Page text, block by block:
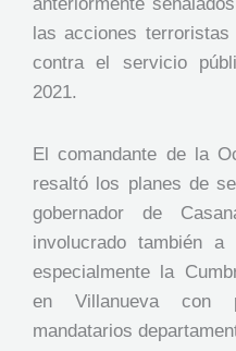
las acciones
contra el servicio
2021.
El comandante de la
resaltó los planes de
gobernador de
involucrado también
especialmente la
en Villanueva con
mandatarios